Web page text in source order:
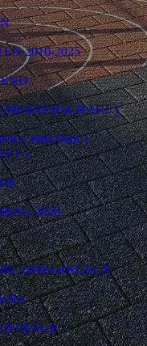
2010-2025
)
CHRONIK (
)
2020
/ SPIELREGELN